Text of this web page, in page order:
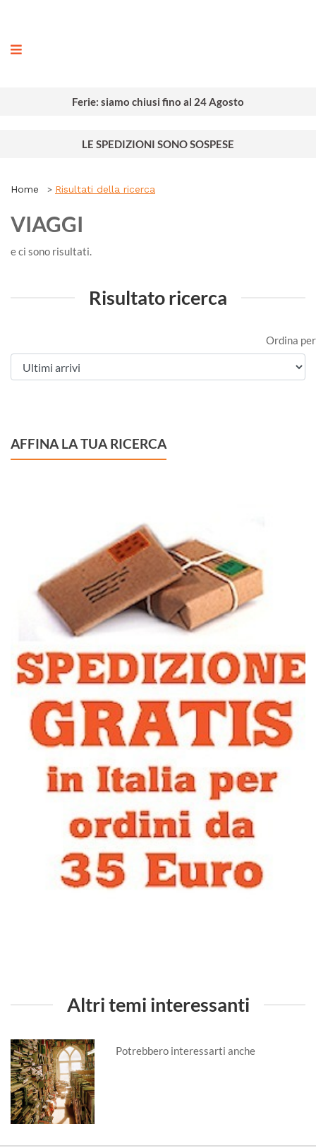
Ferie: siamo chiusi fino al 24 Agosto
LE SPEDIZIONI SONO SOSPESE
Home Risultati della ricerca
VIAGGI
e ci sono risultati.
Risultato ricerca
AFFINA LA TUA RICERCA
Ordina per
Altri temi interessanti
Potrebbero interessarti anche